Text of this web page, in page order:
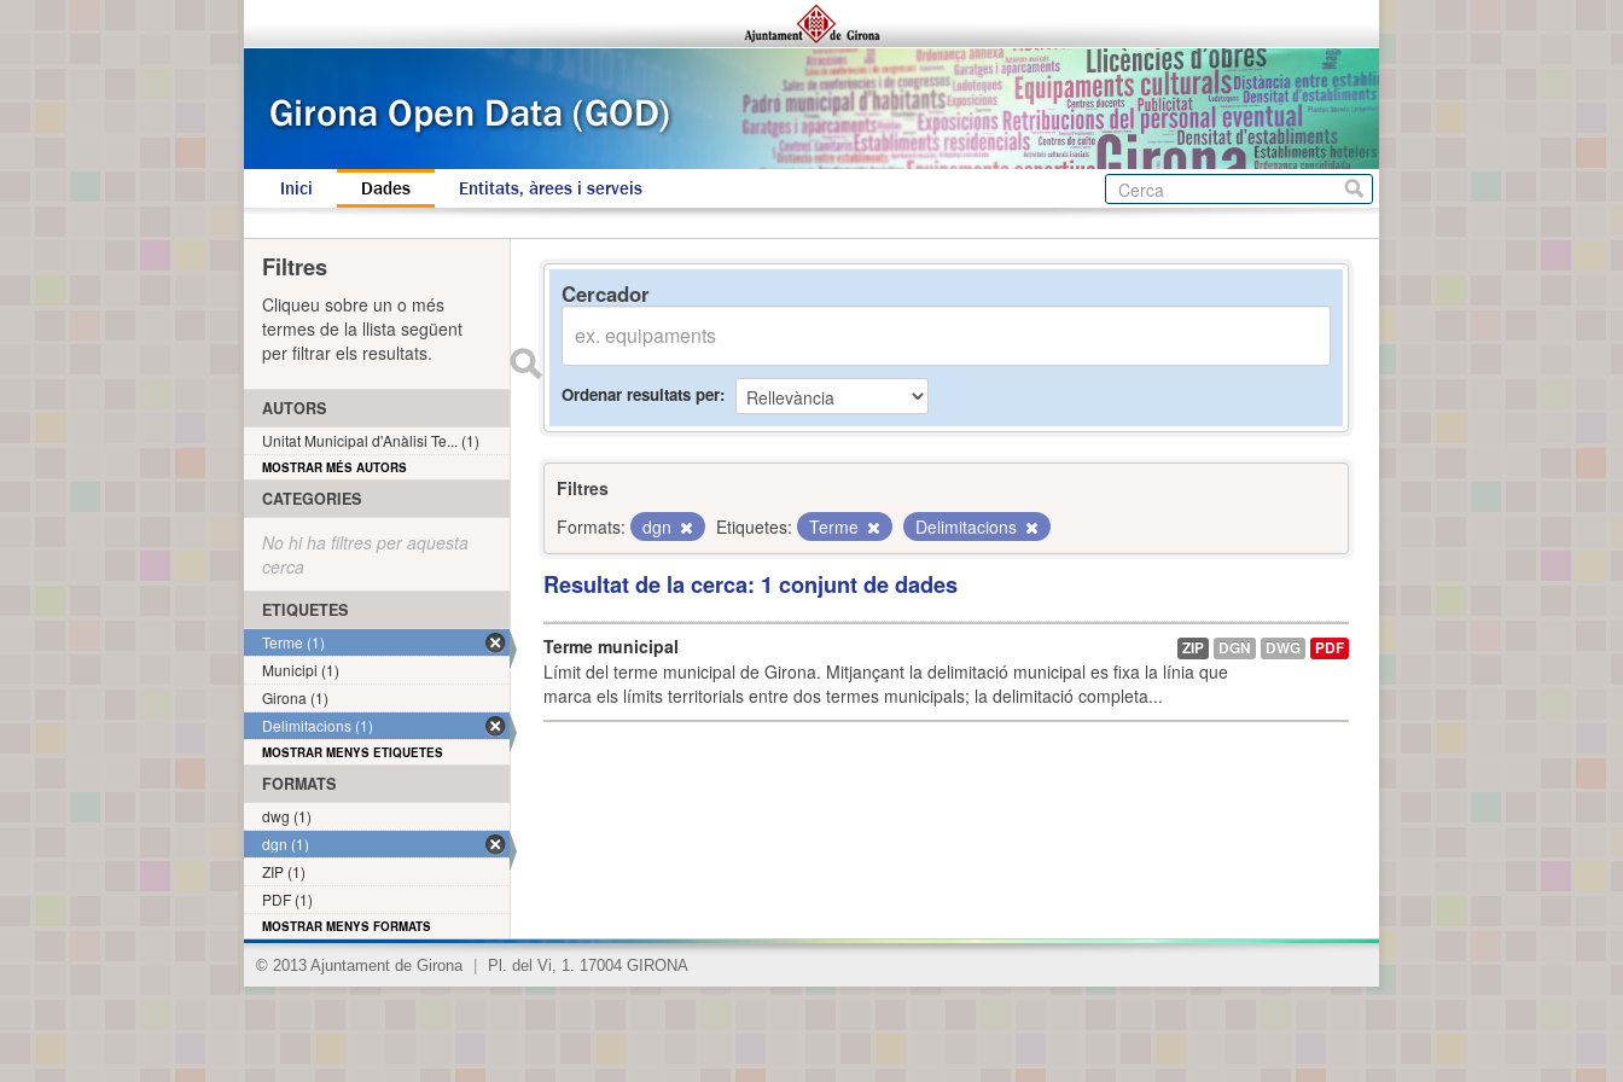
Inici Dades Entitats, àrees i serveis
Cercador
Ordenar resultats per
Filtres
Formats:
dgn Etiquetes: Terme Delimitacions
Resultat de la cerca: 1 conjunt de dades
Terme municipal
Límit del terme municipal de Girona. Mitjançant la delimitació municipal es fixa la línia que
marca els límits territorials entre dos termes municipals; la delimitació completa...
ZIP DGN DWG PDF
Filtres
Cliqueu sobre un o més
termes de la llista següent
per filtrar els resultats.
AUTORS
Unitat Municipal d'Anàlisi Te... (1)
MOSTRAR MÉS AUTORS
CATEGORIES
No hi ha filtres per aquesta
cerca
ETIQUETES
Terme (1)
Municipi (1)
Girona (1)
Delimitacions (1)
MOSTRAR MENYS ETIQUETES
FORMATS
dwg (1)
dgn (1)
ZIP (1)
PDF (1)
MOSTRAR MENYS FORMATS
© 2013 Ajuntament de Girona Pl. del Vi, 1. 17004 GIRONA